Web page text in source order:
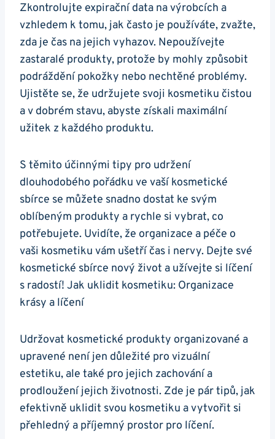
Zkontrolujte expirační data na výrobcích a
vzhledem k tomu, jak často je používáte, zvažte,
zda je čas na jejich vyhazov. Nepoužívejte
zastaralé produkty, protože by mohly způsobit
podráždění pokožky nebo nechtěné problémy.
Ujistěte se, že udržujete svoji kosmetiku čistou
a v dobrém stavu, abyste získali maximální
užitek z každého produktu.
S těmito účinnými tipy pro udržení
dlouhodobého pořádku ve vaší kosmetické
sbírce se můžete snadno dostat ke svým
oblíbeným produkty a rychle si vybrat, co
potřebujete. Uvidíte, že organizace a péče o
vaši kosmetiku vám ušetří čas i nervy. Dejte své
kosmetické sbírce nový život a užívejte si líčení
s radostí! Jak uklidit kosmetiku: Organizace
krásy a líčení
Udržovat kosmetické produkty organizované a
upravené není jen důležité pro vizuální
estetiku, ale také pro jejich zachování a
prodloužení jejich životnosti. Zde je pár tipů, jak
efektivně uklidit svou kosmetiku a vytvořit si
přehledný a příjemný prostor pro líčení.